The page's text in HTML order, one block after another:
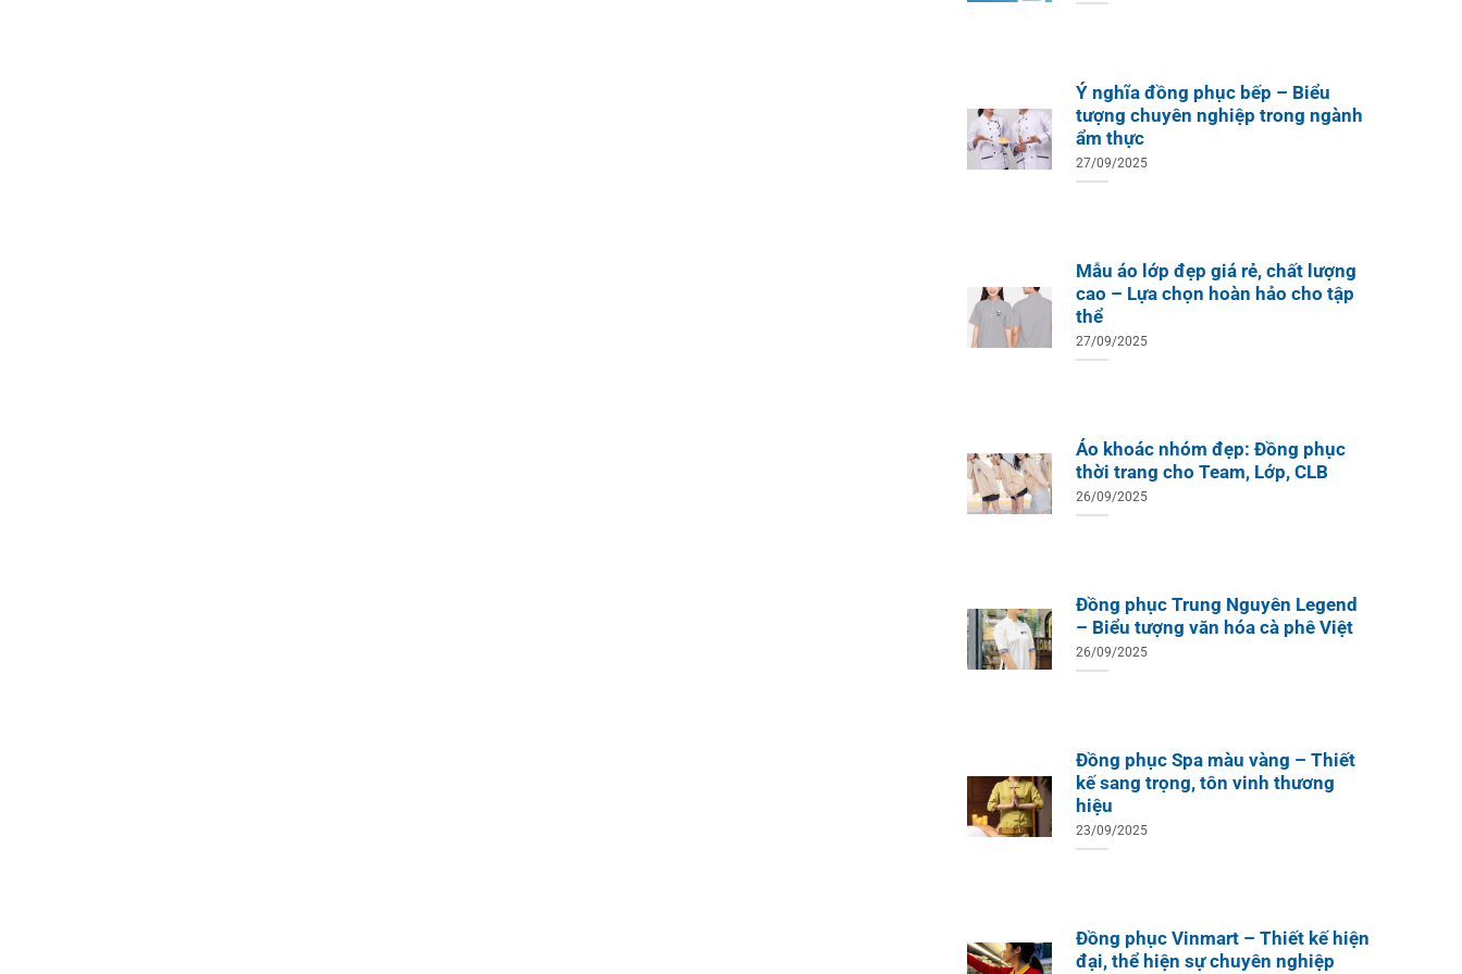
Ý nghĩa đồng phục bếp – Biểu
tượng chuyên nghiệp trong ngành
ẩm thực
27/09/2025
Mẫu áo lớp đẹp giá rẻ, chất lượng
cao – Lựa chọn hoàn hảo cho tập
thể
27/09/2025
Áo khoác nhóm đẹp: Đồng phục
thời trang cho Team, Lớp, CLB
26/09/2025
Đồng phục Trung Nguyên Legend
– Biểu tượng văn hóa cà phê Việt
26/09/2025
Đồng phục Spa màu vàng – Thiết
kế sang trọng, tôn vinh thương
hiệu
23/09/2025
Đồng phục Vinmart – Thiết kế hiện
đại, thể hiện sự chuyên nghiệp